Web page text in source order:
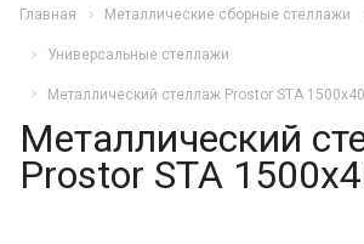
Главная Металлические сборные стеллажи
Универсальные стеллажи
Металлический стеллаж Prostor STA
Металлический
Prostor STA